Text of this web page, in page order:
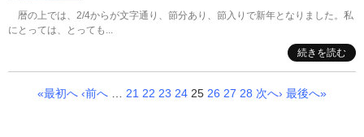
暦の上では、2/4からが文字通り、節分あり、節入りで新年となりました。私
にとっては、とっても...
続きを読む
«最初へ ‹前へ 21 22 23 24 25 26 27 28 次へ› 最後へ»